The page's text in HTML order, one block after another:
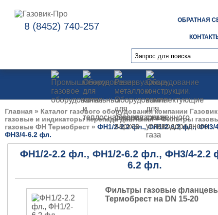
8 (8452) 740-257
ОБРАТНАЯ
Главная » Каталог газового оборудования компании Газовик
газовые и индикаторы перепада давления»Фильтры
газовые ФН Термобрест » ФН1/2-2.2 фл., ФН1/2-6.2 фл., ФН3/
ФН3/4-6.2 фл.
ФН1/2-2.2 фл., ФН1/2-6.2 фл., ФН3/4-2.2
6.2 фл.
Фильтры газовые
Термобрест на DN 15-20